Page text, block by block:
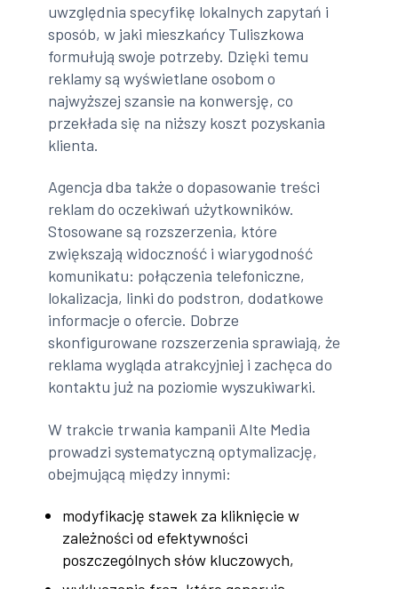
uwzględnia specyfikę lokalnych zapytań i
sposób, w jaki mieszkańcy Tuliszkowa
formułują swoje potrzeby. Dzięki temu
reklamy są wyświetlane osobom o
najwyższej szansie na konwersję, co
przekłada się na niższy koszt pozyskania
klienta.
Agencja dba także o dopasowanie treści
reklam do oczekiwań użytkowników.
Stosowane są rozszerzenia, które
zwiększają widoczność i wiarygodność
komunikatu: połączenia telefoniczne,
lokalizacja, linki do podstron, dodatkowe
informacje o ofercie. Dobrze
skonfigurowane rozszerzenia sprawiają, że
reklama wygląda atrakcyjniej i zachęca do
kontaktu już na poziomie wyszukiwarki.
W trakcie trwania kampanii Alte Media
prowadzi systematyczną optymalizację,
obejmującą między innymi:
modyfikację stawek za kliknięcie w
zależności od efektywności
poszczególnych słów kluczowych,